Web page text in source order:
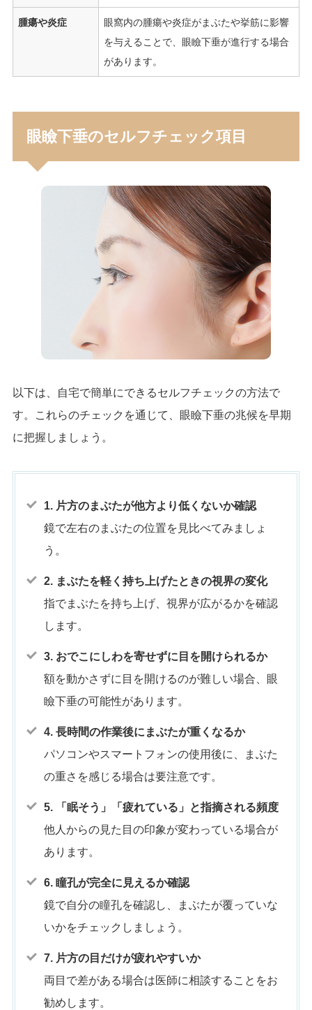
腫瘍や炎症
眼窩内の腫瘍や炎症がまぶたや挙筋に影響
を与えることで、眼瞼下垂が進行する場合
があります。
眼瞼下垂のセルフチェック項目
以下は、自宅で簡単にできるセルフチェックの方法で
す。これらのチェックを通じて、眼瞼下垂の兆候を早期
に把握しましょう。
1. 片方のまぶたが他方より低くないか確認
鏡で左右のまぶたの位置を見比べてみましょ
う。
2. まぶたを軽く持ち上げたときの視界の変化
指でまぶたを持ち上げ、視界が広がるかを確認
します。
3. おでこにしわを寄せずに目を開けられるか
額を動かさずに目を開けるのが難しい場合、眼
瞼下垂の可能性があります。
4. 長時間の作業後にまぶたが重くなるか
パソコンやスマートフォンの使用後に、まぶた
の重さを感じる場合は要注意です。
5. 「眠そう」「疲れている」と指摘される頻度
他人からの見た目の印象が変わっている場合が
あります。
6. 瞳孔が完全に見えるか確認
鏡で自分の瞳孔を確認し、まぶたが覆っていな
いかをチェックしましょう。
7. 片方の目だけが疲れやすいか
両目で差がある場合は医師に相談することをお
勧めします。